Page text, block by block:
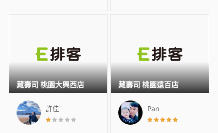
許佳
藏壽司 桃園大興西店
Pan
藏壽司 桃園遠百店